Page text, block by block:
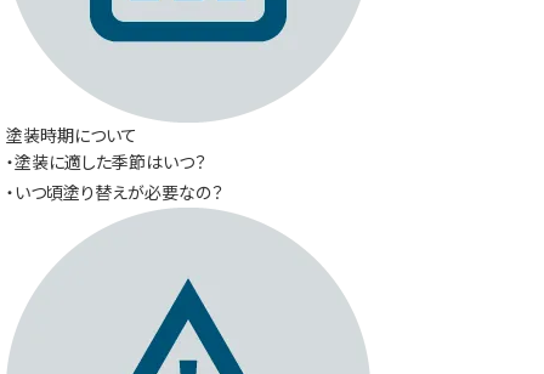
塗装時期について
・塗装に適した季節はいつ？
・いつ頃塗り替えが必要なの？